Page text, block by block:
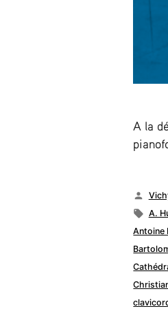
A la
par
A.
Antoine